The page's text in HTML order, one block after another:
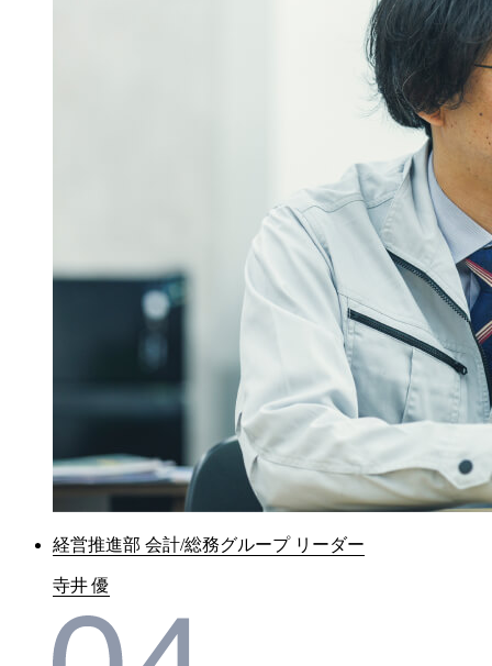
経営推進部 会計/総務グループ リーダー
寺井 優